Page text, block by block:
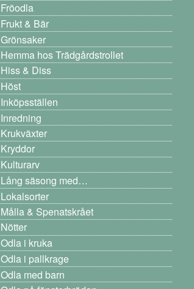
Fröodla
Frukt & Bär
Grönsaker
Hemma hos Trädgårdstrollet
Hiss & Diss
Höst
Inköpsställen
Inredning
Krukväxter
Kryddor
Kulturarv
Lång säsong med…
Lokalsorter
Målla & Spenatskrået
Nötter
Odla i kruka
Odla i pallkrage
Odla med barn